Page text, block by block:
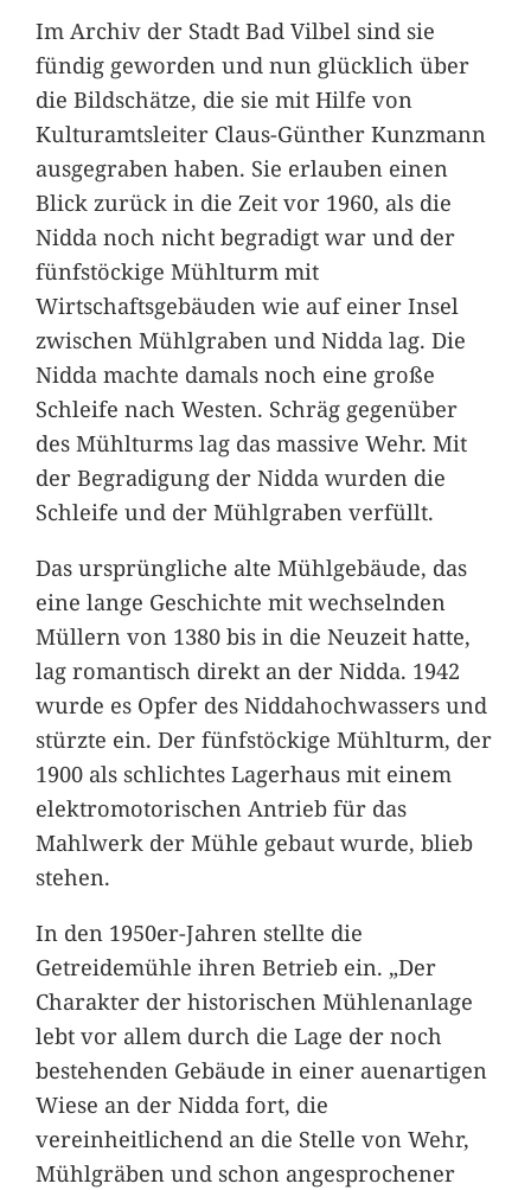
Im Archiv der Stadt Bad Vilbel sind sie
fündig geworden und nun glücklich über
die Bildschätze, die sie mit Hilfe von
Kulturamtsleiter Claus-Günther Kunzmann
ausgegraben haben. Sie erlauben einen
Blick zurück in die Zeit vor 1960, als die
Nidda noch nicht begradigt war und der
fünfstöckige Mühlturm mit
Wirtschaftsgebäuden wie auf einer Insel
zwischen Mühlgraben und Nidda lag. Die
Nidda machte damals noch eine große
Schleife nach Westen. Schräg gegenüber
des Mühlturms lag das massive Wehr. Mit
der Begradigung der Nidda wurden die
Schleife und der Mühlgraben verfüllt.
Das ursprüngliche alte Mühlgebäude, das
eine lange Geschichte mit wechselnden
Müllern von 1380 bis in die Neuzeit hatte,
lag romantisch direkt an der Nidda. 1942
wurde es Opfer des Niddahochwassers und
stürzte ein. Der fünfstöckige Mühlturm, der
1900 als schlichtes Lagerhaus mit einem
elektromotorischen Antrieb für das
Mahlwerk der Mühle gebaut wurde, blieb
stehen.
In den 1950er-Jahren stellte die
Getreidemühle ihren Betrieb ein. „Der
Charakter der historischen Mühlenanlage
lebt vor allem durch die Lage der noch
bestehenden Gebäude in einer auenartigen
Wiese an der Nidda fort, die
vereinheitlichend an die Stelle von Wehr,
Mühlgräben und schon angesprochener